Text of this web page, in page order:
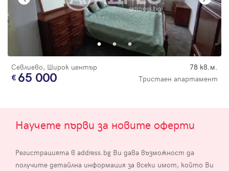
Севлиево, Широк център 78 кв.м.
65 000 Тристаен апартамент
Научете първи за новите оферти
Регистрацията в address.bg Ви дава възможност да
получите детайлна информация за всеки имот, който Ви